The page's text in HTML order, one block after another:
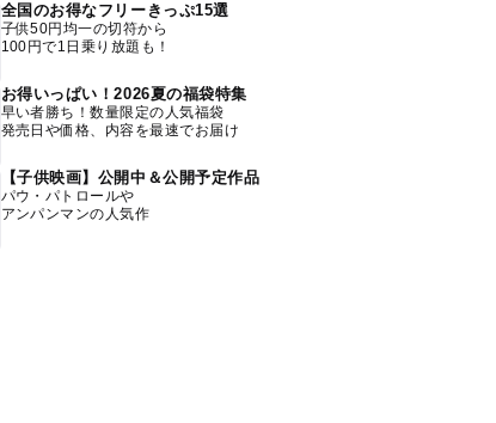
全国のお得なフリーきっぷ15選
子供50円均一の切符から
100円で1日乗り放題も！
お得いっぱい！2026夏の福袋特集
早い者勝ち！数量限定の人気福袋
発売日や価格、内容を最速でお届け
【子供映画】公開中＆公開予定作品
パウ・パトロールや
アンパンマンの人気作